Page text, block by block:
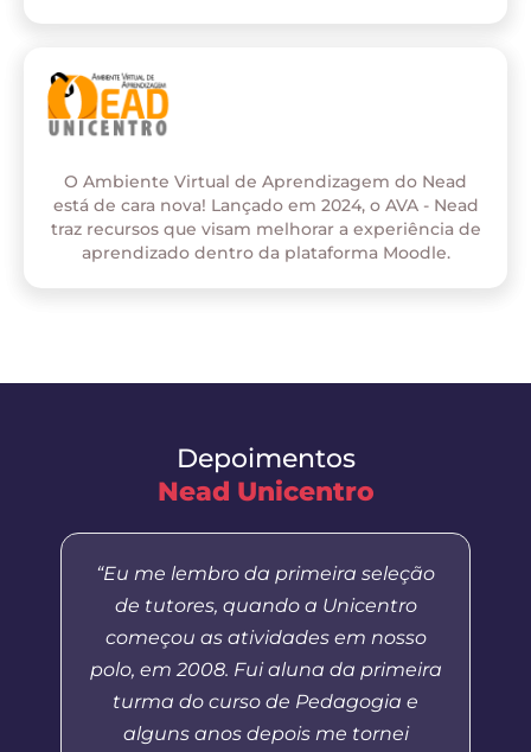
O Ambiente Virtual de Aprendizagem do Nead
está de cara nova! Lançado em 2024, o AVA - Nead
traz recursos que visam melhorar a experiência de
aprendizado dentro da plataforma Moodle.
Depoimentos
Nead Unicentro
“Eu me lembro da primeira seleção
de tutores, quando a Unicentro
começou as atividades em nosso
polo, em 2008. Fui aluna da primeira
turma do curso de Pedagogia e
alguns anos depois me tornei